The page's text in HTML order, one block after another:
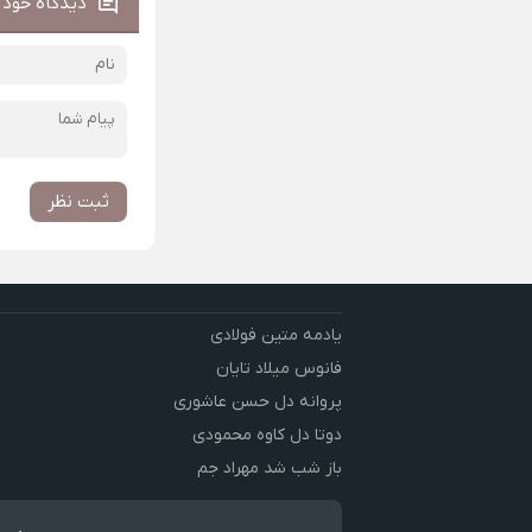
ثبت نظر
یادمه متین فولادی
فانوس میلاد تایان
پروانه دل حسن عاشوری
دوتا دل کاوه محمودی
باز شب شد مهراد جم